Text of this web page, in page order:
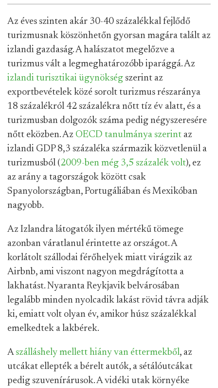
Az éves szinten akár 30-40 százalékkal fejlődő
turizmusnak köszönhetőn gyorsan magára talált az
izlandi gazdaság. A halászatot megelőzve a
turizmus vált a legmeghatározóbb iparággá. Az
izlandi turisztikai ügynökség szerint az
exportbevételek közé sorolt turizmus részaránya
18 százalékról 42 százalékra nőtt tíz év alatt, és a
turizmusban dolgozók száma pedig négyszeresére
nőtt eközben. Az OECD tanulmánya szerint az
izlandi GDP 8,3 százaléka származik közvetlenül a
turizmusból (2009-ben még 3,5 százalék volt), ez
az arány a tagországok között csak
Spanyolországban, Portugáliában és Mexikóban
nagyobb.
Az Izlandra látogatók ilyen mértékű tömege
azonban váratlanul érintette az országot. A
korlátolt szállodai férőhelyek miatt virágzik az
Airbnb, ami viszont nagyon megdrágította a
lakhatást. Nyaranta Reykjavik belvárosában
legalább minden nyolcadik lakást rövid távra adják
ki, emiatt volt olyan év, amikor húsz százalékkal
emelkedtek a lakbérek.
Aszálláshely mellett hiány van éttermekből, az
utcákat ellepték a bérelt autók, a sétálóutcákat
pedig szuvenírárusok. A vidéki utak környéke